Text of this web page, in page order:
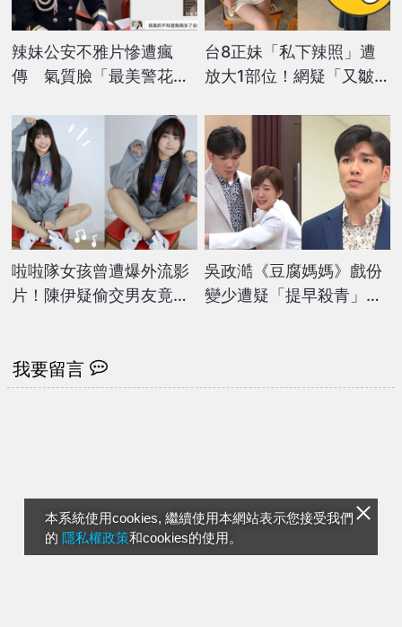
本系統使用cookies, 繼續使用本網站表示您接受我們
的 隱私權政策和cookies的使用。
辣妹公安不雅片慘遭瘋
傳 氣質臉「最美警花」
台8正妹「私下辣照」遭
放大1部位！網疑「又皺又
啦啦隊女孩曾遭爆外流影
片！陳伊疑偷交男友竟當
吳政澔《豆腐媽媽》戲份
變少遭疑「提早殺青」？
我要留言